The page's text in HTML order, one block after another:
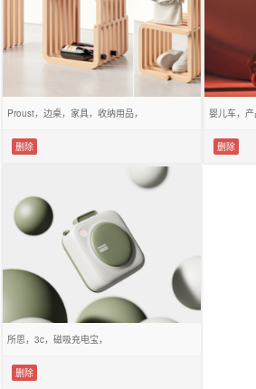
Proust，边桌，家具，收纳用品，
删除 删除
所思，3c，磁吸充电宝，
删除